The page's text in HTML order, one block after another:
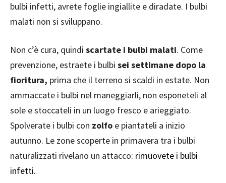
bulbi infetti, avrete foglie ingiallite e diradate. I bulbi
malati non si sviluppano.
Non c’è cura, quindi scartate i bulbi malati. Come
prevenzione, estraete i bulbi sei settimane dopo la
fioritura, prima che il terreno si scaldi in estate. Non
ammaccate i bulbi nel maneggiarli, non esponeteli al
sole e stoccateli in un luogo fresco e arieggiato.
Spolverate i bulbi con zolfo e piantateli a inizio
autunno. Le zone scoperte in primavera tra i bulbi
naturalizzati rivelano un attacco: rimuovete i bulbi
infetti.